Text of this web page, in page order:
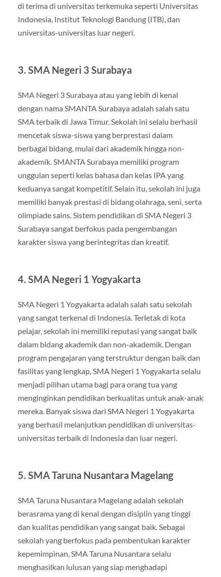
di terima di universitas terkemuka seperti Universitas
Indonesia, Institut Teknologi Bandung (ITB), dan
universitas-universitas luar negeri.
3. SMA Negeri 3 Surabaya
SMA Negeri 3 Surabaya atau yang lebih di kenal
dengan nama SMANTA Surabaya adalah salah satu
SMA terbaik di Jawa Timur. Sekolah ini selalu berhasil
mencetak siswa-siswa yang berprestasi dalam
berbagai bidang, mulai dari akademik hingga non-
akademik. SMANTA Surabaya memiliki program
unggulan seperti kelas bahasa dan kelas IPA yang
keduanya sangat kompetitif. Selain itu, sekolah ini juga
memiliki banyak prestasi di bidang olahraga, seni, serta
olimpiade sains. Sistem pendidikan di SMA Negeri 3
Surabaya sangat berfokus pada pengembangan
karakter siswa yang berintegritas dan kreatif.
4. SMA Negeri 1 Yogyakarta
SMA Negeri 1 Yogyakarta adalah salah satu sekolah
yang sangat terkenal di Indonesia. Terletak di kota
pelajar, sekolah ini memiliki reputasi yang sangat baik
dalam bidang akademik dan non-akademik. Dengan
program pengajaran yang terstruktur dengan baik dan
fasilitas yang lengkap, SMA Negeri 1 Yogyakarta selalu
menjadi pilihan utama bagi para orang tua yang
menginginkan pendidikan berkualitas untuk anak-anak
mereka. Banyak siswa dari SMA Negeri 1 Yogyakarta
yang berhasil melanjutkan pendidikan di universitas-
universitas terbaik di Indonesia dan luar negeri.
5. SMA Taruna Nusantara Magelang
SMA Taruna Nusantara Magelang adalah sekolah
berasrama yang di kenal dengan disiplin yang tinggi
dan kualitas pendidikan yang sangat baik. Sebagai
sekolah yang berfokus pada pembentukan karakter
kepemimpinan, SMA Taruna Nusantara selalu
menghasilkan lulusan yang siap menghadapi